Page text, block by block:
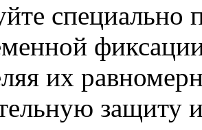
специально
их
защиту